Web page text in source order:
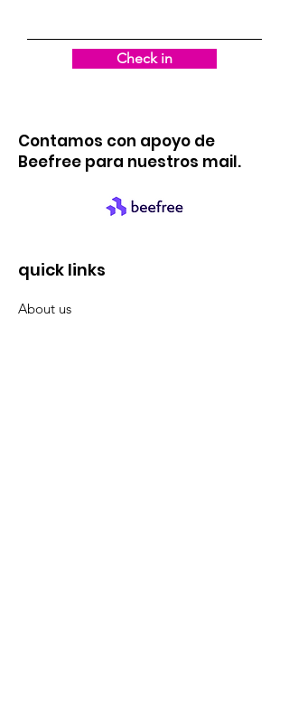
Check in
Contamos con apoyo de
Beefree para nuestros mail.
quick links
About us